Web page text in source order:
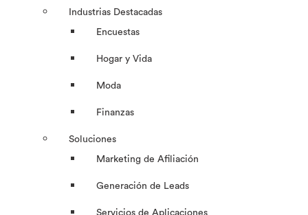
Industrias Destacadas
Encuestas
Hogar y Vida
Moda
Finanzas
Soluciones
Marketing de Afiliación
Generación de Leads
Servicios de Aplicaciones